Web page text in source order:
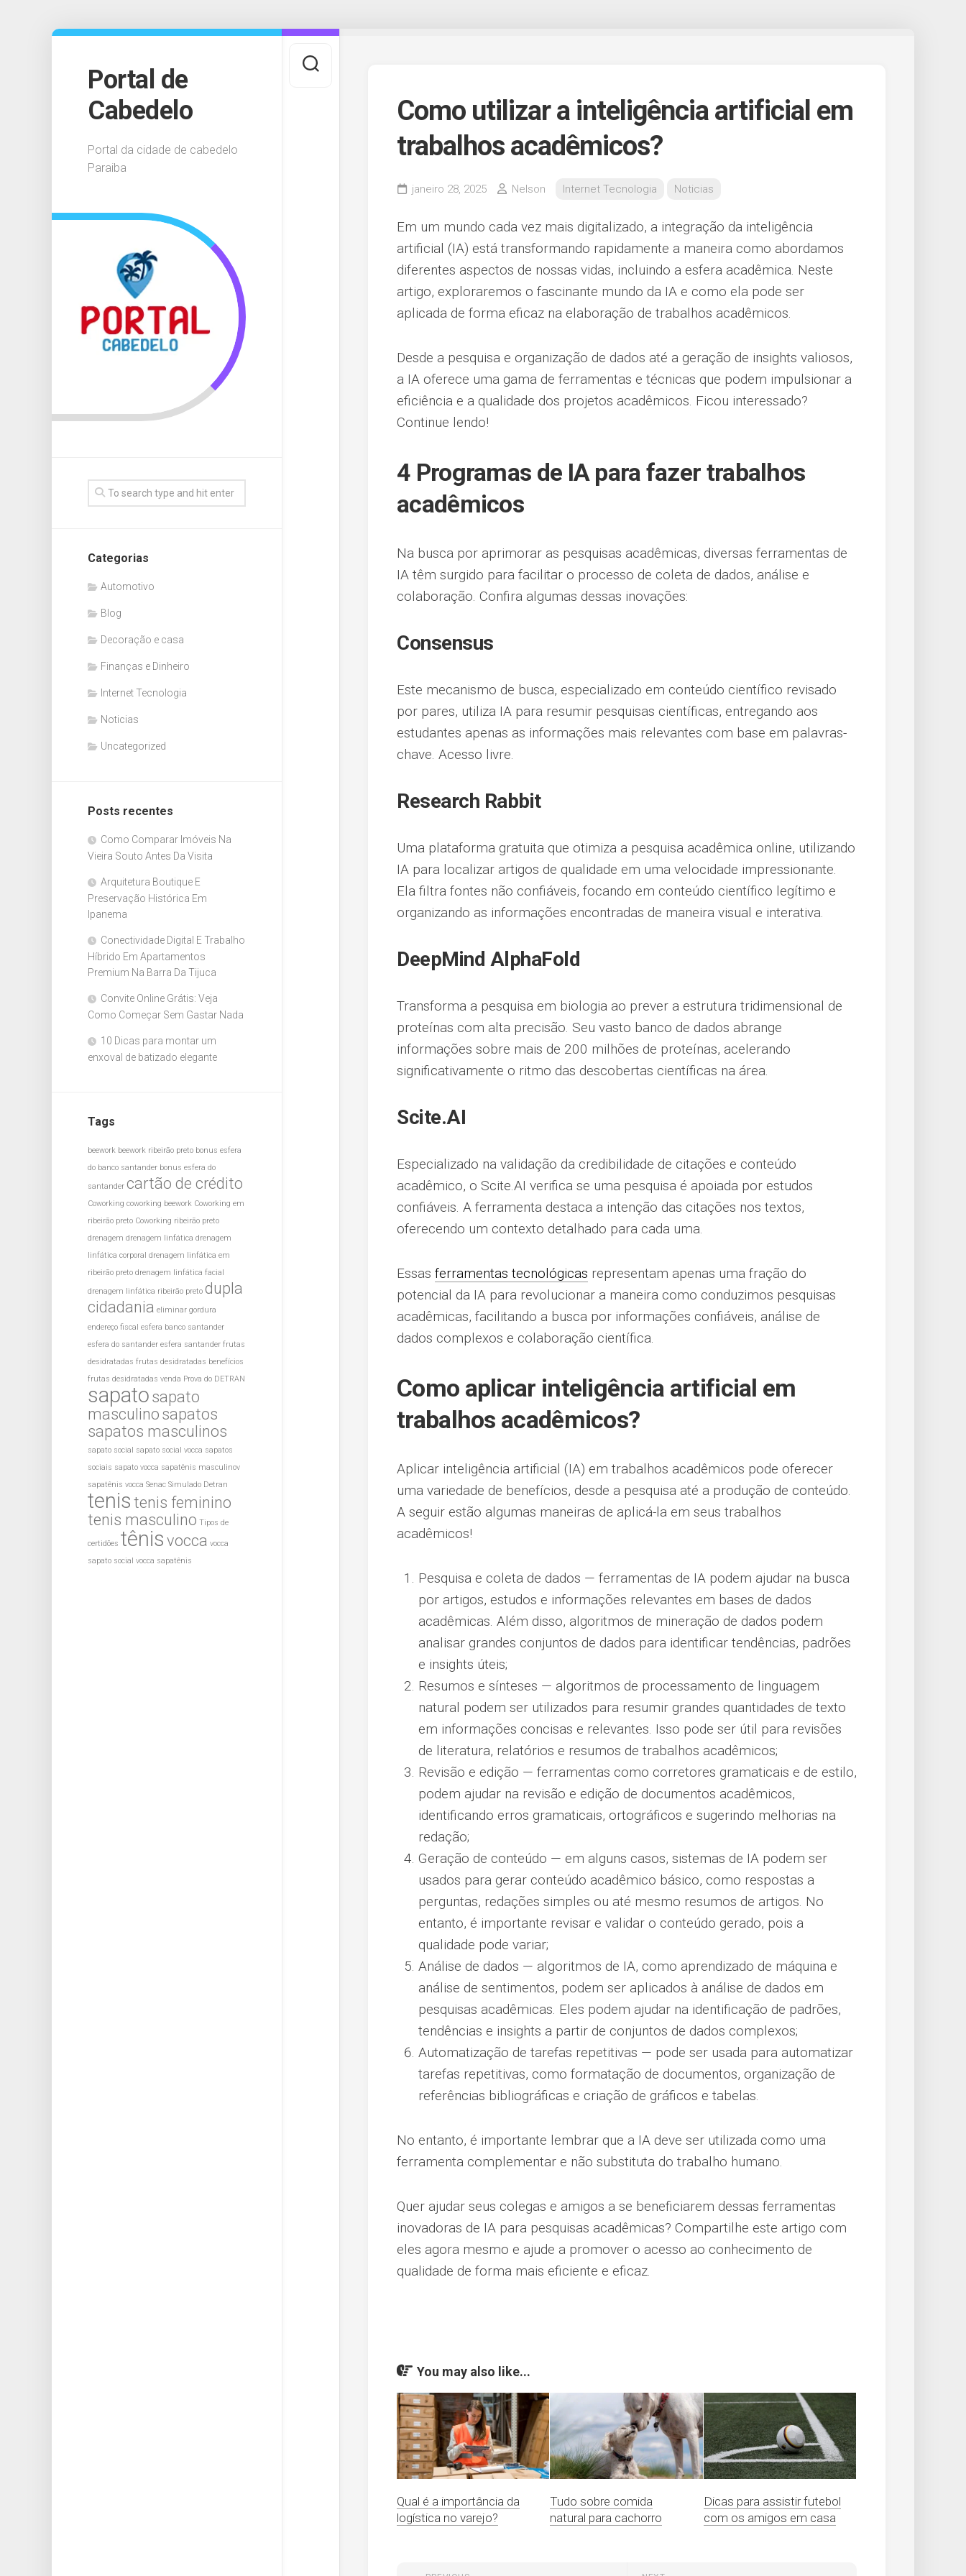
Portal de
Cabedelo
Portal da cidade de cabedelo
Paraiba
Categorias
Automotivo
Blog
Decoração e casa
Finanças e Dinheiro
Internet Tecnologia
Noticias
Uncategorized
Posts recentes
Como Comparar Imóveis Na
Vieira Souto Antes Da Visita
Arquitetura Boutique E
Preservação Histórica Em
Ipanema
Conectividade Digital E Trabalho
Híbrido Em Apartamentos
Premium Na Barra Da Tijuca
Convite Online Grátis: Veja
Como Começar Sem Gastar Nada
10 Dicas para montar um
enxoval de batizado elegante
Tags
beework beework ribeirão preto bonus esfera
do banco santander bonus esfera do
santander cartão de crédito
Coworking coworking beework Coworking em
ribeirão preto Coworking ribeirão preto
drenagem drenagem linfática drenagem
linfática corporal drenagem linfática em
ribeirão preto drenagem linfática facial
drenagem linfática ribeirão preto dupla
cidadania eliminar gordura
endereço fiscal esfera banco santander
esfera do santander esfera santander frutas
desidratadas frutas desidratadas benefícios
frutas desidratadas venda Prova do DETRAN
sapato sapato
masculino sapatos
sapatos masculinos
sapato social sapato social vocca sapatos
sociais sapato vocca sapatênis masculinov
sapatênis vocca Senac Simulado Detran
tenis tenis feminino
tenis masculino Tipos de
certidões tênis vocca vocca
sapato social vocca sapatênis
Como utilizar a inteligência artificial em
trabalhos acadêmicos?
janeiro 28, 2025 Nelson Internet Tecnologia Noticias
Em um mundo cada vez mais digitalizado, a integração da inteligência
artificial (IA) está transformando rapidamente a maneira como abordamos
diferentes aspectos de nossas vidas, incluindo a esfera acadêmica. Neste
artigo, exploraremos o fascinante mundo da IA e como ela pode ser
aplicada de forma eficaz na elaboração de trabalhos acadêmicos.
Desde a pesquisa e organização de dados até a geração de insights valiosos,
a IA oferece uma gama de ferramentas e técnicas que podem impulsionar a
eficiência e a qualidade dos projetos acadêmicos. Ficou interessado?
Continue lendo!
4 Programas de IA para fazer trabalhos
acadêmicos
Na busca por aprimorar as pesquisas acadêmicas, diversas ferramentas de
IA têm surgido para facilitar o processo de coleta de dados, análise e
colaboração. Confira algumas dessas inovações:
Consensus
Este mecanismo de busca, especializado em conteúdo científico revisado
por pares, utiliza IA para resumir pesquisas científicas, entregando aos
estudantes apenas as informações mais relevantes com base em palavras-
chave. Acesso livre.
Research Rabbit
Uma plataforma gratuita que otimiza a pesquisa acadêmica online, utilizando
IA para localizar artigos de qualidade em uma velocidade impressionante.
Ela filtra fontes não confiáveis, focando em conteúdo científico legítimo e
organizando as informações encontradas de maneira visual e interativa.
DeepMind AlphaFold
Transforma a pesquisa em biologia ao prever a estrutura tridimensional de
proteínas com alta precisão. Seu vasto banco de dados abrange
informações sobre mais de 200 milhões de proteínas, acelerando
significativamente o ritmo das descobertas científicas na área.
Scite.AI
Especializado na validação da credibilidade de citações e conteúdo
acadêmico, o Scite.AI verifica se uma pesquisa é apoiada por estudos
confiáveis. A ferramenta destaca a intenção das citações nos textos,
oferecendo um contexto detalhado para cada uma.
Essas ferramentas tecnológicas representam apenas uma fração do
potencial da IA para revolucionar a maneira como conduzimos pesquisas
acadêmicas, facilitando a busca por informações confiáveis, análise de
dados complexos e colaboração científica.
Como aplicar inteligência artificial em
trabalhos acadêmicos?
Aplicar inteligência artificial (IA) em trabalhos acadêmicos pode oferecer
uma variedade de benefícios, desde a pesquisa até a produção de conteúdo.
A seguir estão algumas maneiras de aplicá-la em seus trabalhos
acadêmicos!
Pesquisa e coleta de dados — ferramentas de IA podem ajudar na busca
por artigos, estudos e informações relevantes em bases de dados
acadêmicas. Além disso, algoritmos de mineração de dados podem
analisar grandes conjuntos de dados para identificar tendências, padrões
e insights úteis;
Resumos e sínteses — algoritmos de processamento de linguagem
natural podem ser utilizados para resumir grandes quantidades de texto
em informações concisas e relevantes. Isso pode ser útil para revisões
de literatura, relatórios e resumos de trabalhos acadêmicos;
Revisão e edição — ferramentas como corretores gramaticais e de estilo,
podem ajudar na revisão e edição de documentos acadêmicos,
identificando erros gramaticais, ortográficos e sugerindo melhorias na
redação;
Geração de conteúdo — em alguns casos, sistemas de IA podem ser
usados para gerar conteúdo acadêmico básico, como respostas a
perguntas, redações simples ou até mesmo resumos de artigos. No
entanto, é importante revisar e validar o conteúdo gerado, pois a
qualidade pode variar;
Análise de dados — algoritmos de IA, como aprendizado de máquina e
análise de sentimentos, podem ser aplicados à análise de dados em
pesquisas acadêmicas. Eles podem ajudar na identificação de padrões,
tendências e insights a partir de conjuntos de dados complexos;
Automatização de tarefas repetitivas — pode ser usada para automatizar
tarefas repetitivas, como formatação de documentos, organização de
referências bibliográficas e criação de gráficos e tabelas.
No entanto, é importante lembrar que a IA deve ser utilizada como uma
ferramenta complementar e não substituta do trabalho humano.
Quer ajudar seus colegas e amigos a se beneficiarem dessas ferramentas
inovadoras de IA para pesquisas acadêmicas? Compartilhe este artigo com
eles agora mesmo e ajude a promover o acesso ao conhecimento de
qualidade de forma mais eficiente e eficaz.
You may also like...
Qual é a importância da
logística no varejo?
Tudo sobre comida
natural para cachorro
Dicas para assistir futebol
com os amigos em casa